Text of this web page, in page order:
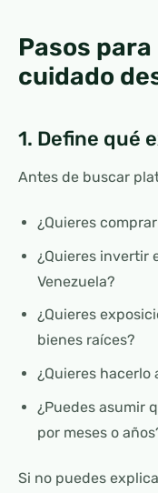
Pasos
cuidado
1. Define qué
Antes de buscar
¿Quieres
¿Quieres invertir
Venezuela?
¿Quieres
bienes raíces?
¿Quieres hacerlo
¿Puedes asumir
por meses o
Si no puedes